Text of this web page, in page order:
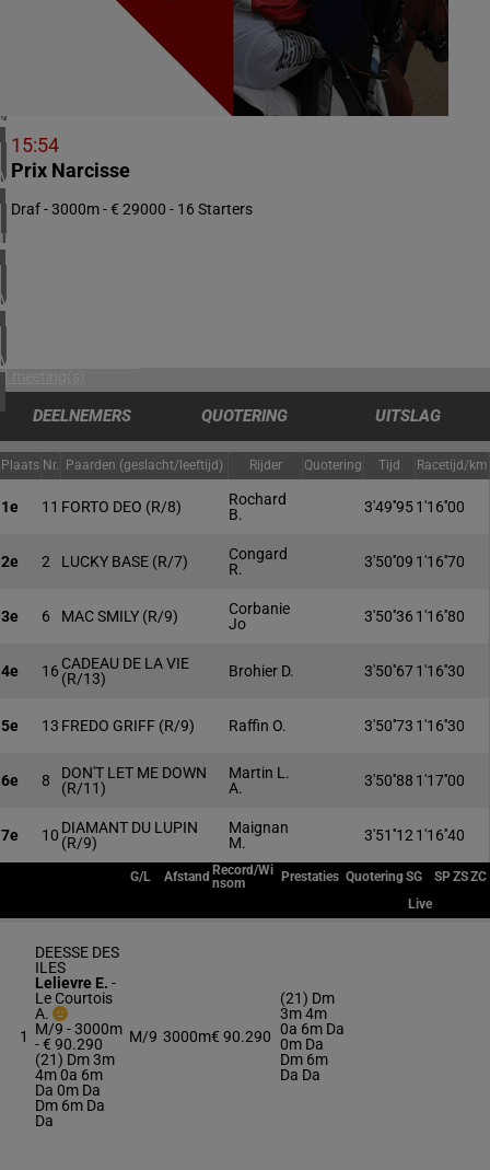
ZUID-AFRIKA
1 meeting(s)
VERENIGD KONINKRIJK
4 meeting(s)
IERLAND
1 meeting(s)
VERENIGDE ARABISCHE EMIRATEN
1 meeting(s)
VERENIGDE STATEN
4 meeting(s)
15:54
Prix Narcisse
Draf - 3000m - € 29000 - 16 Starters
DEELNEMERS QUOTERING UITSLAG
Plaats Nr. Paarden (geslacht/leeftijd) Rijder Quotering Tijd Racetijd/km
1e 11 FORTO DEO (R/8)
Rochard
B.
3'49''951'16''00
2e 2 LUCKY BASE (R/7)
Congard
R.
3'50''09 1'16''70
3e 6 MAC SMILY (R/9)
Corbanie
Jo
3'50''36 1'16''80
4e 16 CADEAU DE LA VIE
(R/13)
Brohier D. 3'50''671'16''30
5e 13 FREDO GRIFF (R/9) Raffin O. 3'50''73 1'16''30
6e 8
DON'T LET ME DOWN
(R/11)
Martin L.
A.
3'50''88 1'17''00
7e 10 DIAMANT DU LUPIN
(R/9)
Maignan
M.
3'51''12 1'16''40
G/L Afstand Record/Wi
nsom
Prestaties QuoteringSG SPZSZC
Live
1
DEESSE DES
ILES
Lelievre E. -
Le Courtois
A.
M/9 - 3000m
- € 90.290
(21) Dm 3m
4m 0a 6m
Da 0m Da
Dm 6m Da
Da
M/9 3000m€ 90.290
(21) Dm
3m 4m
0a 6m Da
0m Da
Dm 6m
Da Da